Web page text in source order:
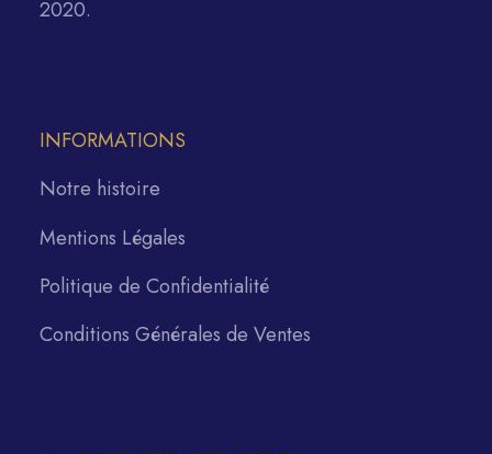
2020.
INFORMATIONS
Notre histoire
Mentions Légales
Politique de Confidentialité
Conditions Générales de Ventes